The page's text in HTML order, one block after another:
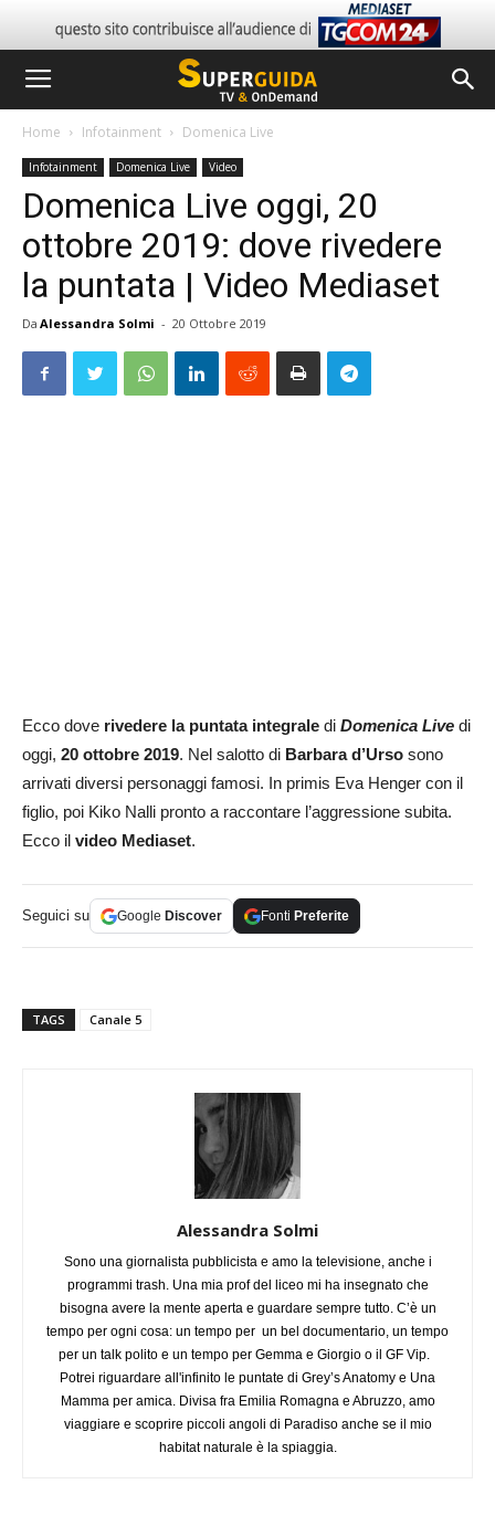
Home Infotainment Domenica Live
Infotainment Domenica Live Video
Domenica Live oggi, 20
ottobre 2019: dove rivedere
la puntata | Video Mediaset
Da Alessandra Solmi - 20 Ottobre 2019
Ecco dove rivedere la puntata integrale di Domenica Live di
oggi, 20 ottobre 2019. Nel salotto di Barbara d’Urso sono
arrivati diversi personaggi famosi. In primis Eva Henger con il
figlio, poi Kiko Nalli pronto a raccontare l’aggressione subita.
Ecco il video Mediaset.
Seguici su Google Discover Fonti Preferite
TAGS Canale 5
Alessandra Solmi
Sono una giornalista pubblicista e amo la televisione, anche i
programmi trash. Una mia prof del liceo mi ha insegnato che
bisogna avere la mente aperta e guardare sempre tutto. C’è un
tempo per ogni cosa: un tempo per un bel documentario, un tempo
per un talk polito e un tempo per Gemma e Giorgio o il GF Vip.
Potrei riguardare all'infinito le puntate di Grey’s Anatomy e Una
Mamma per amica. Divisa fra Emilia Romagna e Abruzzo, amo
viaggiare e scoprire piccoli angoli di Paradiso anche se il mio
habitat naturale è la spiaggia.